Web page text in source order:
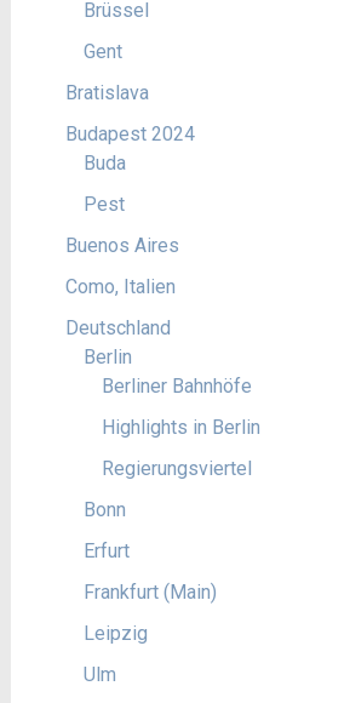
Brüssel
Gent
Bratislava
Budapest 2024
Buda
Pest
Buenos Aires
Como, Italien
Deutschland
Berlin
Berliner Bahnhöfe
Highlights in Berlin
Regierungsviertel
Bonn
Erfurt
Frankfurt (Main)
Leipzig
Ulm